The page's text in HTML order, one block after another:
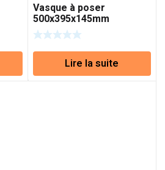
Vasque à poser
500x395x145mm
Lire la suite